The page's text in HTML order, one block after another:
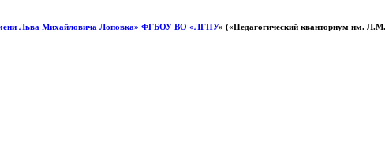
Льва Михайловича Лоповка» ФГБОУ ВО «ЛГПУ» («Педагогический кванториум им.